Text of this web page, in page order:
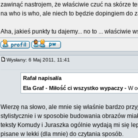
zawinąć nastrojem, że właściwie czuć na skórze
na who is who, ale niech to będzie dopingiem do
Aha, jakieś punkty tu dajemy... no to ... właściwie
Wysłany: 6 Maj 2011, 11:41
Rafał napisał/a
Ela Graf - Miłość ci wszystko wypaczy - W
Wierzę na słowo, ale mnie się właśnie bardzo
stylistycznie i w sposobie budowania obrazów
teksty Komudy i Juraszka ogólnie wydają mi się
pisane w lekki (dla mnie) do czytania sposób.